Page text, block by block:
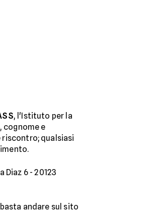
, l'Istituto per la
cognome e
qualsiasi
Diaz 6 - 20123
andare sul sito